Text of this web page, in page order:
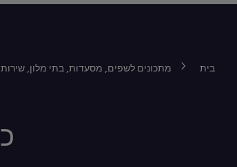
בית מתכונים לשפים, מסעדות, בתי מלון,